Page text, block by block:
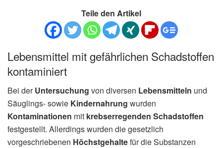
Teile den Artikel
Lebensmittel mit gefährlichen Schadstoffen
kontaminiert
Bei derUntersuchung von diversen Lebensmitteln und
Säuglings- sowie Kindernahrung wurden
Kontaminationen mit krebserregenden Schadstoffen
festgestellt. Allerdings wurden die gesetzlich
vorgeschriebenen Höchstgehaltefür die Substanzen